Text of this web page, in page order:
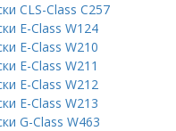
CLS-Class C257
E-Class W124
E-Class W210
E-Class W211
E-Class W212
E-Class W213
G-Class W463